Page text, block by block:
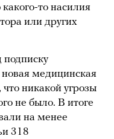
то насилия
или других
подписку
медицинская
что никакой угрозы
не было. В итоге
на менее
318